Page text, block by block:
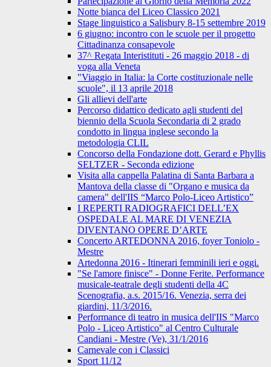
Notte bianca del Liceo Classico 2021
Stage linguistico a Salisbury 8-15 settembre 2019
6 giugno: incontro con le scuole per il progetto
Cittadinanza consapevole
37^ Regata Interistituti - 26 maggio 2018 - di
voga alla Veneta
"Viaggio in Italia: la Corte costituzionale nelle
scuole", il 13 aprile 2018
Gli allievi dell'arte
Percorso didattico dedicato agli studenti del
biennio della Scuola Secondaria di 2 grado
condotto in lingua inglese secondo la
metodologia CLIL
Concorso della Fondazione dott. Gerard e Phyllis
SELTZER - Seconda edizione
Visita alla cappella Palatina di Santa Barbara a
Mantova della classe di "Organo e musica da
camera" dell'IIS “Marco Polo-Liceo Artistico”
I REPERTI RADIOGRAFICI DELL’EX
OSPEDALE AL MARE DI VENEZIA
DIVENTANO OPERE D’ARTE
Concerto ARTEDONNA 2016, foyer Toniolo -
Mestre
Artedonna 2016 - Itinerari femminili ieri e oggi.
"Se l'amore finisce" - Donne Ferite. Performance
musicale-teatrale degli studenti della 4C
Scenografia, a.s. 2015/16. Venezia, serra dei
giardini, 11/3/2016.
Performance di teatro in musica dell'IIS "Marco
Polo - Liceo Artistico" al Centro Culturale
Candiani - Mestre (Ve), 31/1/2016
Carnevale con i Classici
Sport 11/12